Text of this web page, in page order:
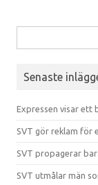
Senaste
Expressen visar ett
SVT gör reklam för
SVT propagerar
SVT utmålar män